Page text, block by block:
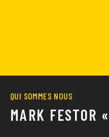
QUI SOMMES NOUS
MARK FESTOR